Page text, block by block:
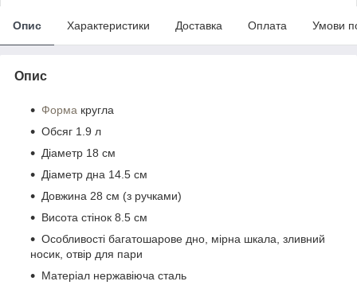
Опис Характеристики Доставка Оплата Умови
Опис
Форма кругла
Обсяг 1.9 л
Діаметр 18 см
Діаметр дна 14.5 см
Довжина 28 см (з ручками)
Висота стінок 8.5 см
Особливості багатошарове дно, мірна шкала, зливний
носик, отвір для пари
Матеріал нержавіюча сталь